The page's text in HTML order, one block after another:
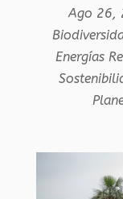
Ago 26,
Energías